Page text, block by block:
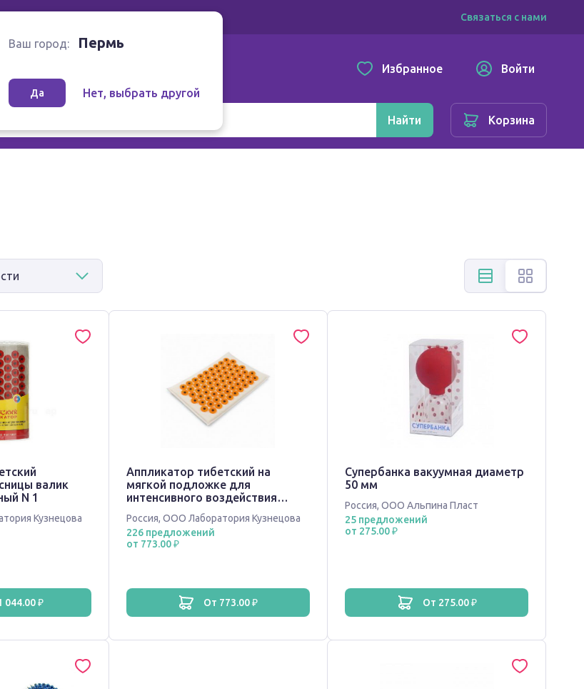
Связаться с нами
Избранное Войти
Найти Корзина
Ваш город: Пермь
Да Нет, выбрать другой
валик
N 1
Кузнецова
1 044.00 ₽
Аппликатор тибетский на
мягкой подложке для
интенсивного воздействия
магнитный желтый 17х28см
Россия, ООО Лаборатория Кузнецова
226 предложений
от 773.00 ₽
от 773.00 ₽
Супербанка вакуумная диаметр
50 мм
Россия,ООО Альпина Пласт
25 предложений
от 275.00 ₽
от 275.00 ₽